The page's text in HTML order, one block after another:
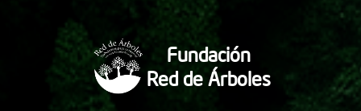
Fundación
Red de Árboles